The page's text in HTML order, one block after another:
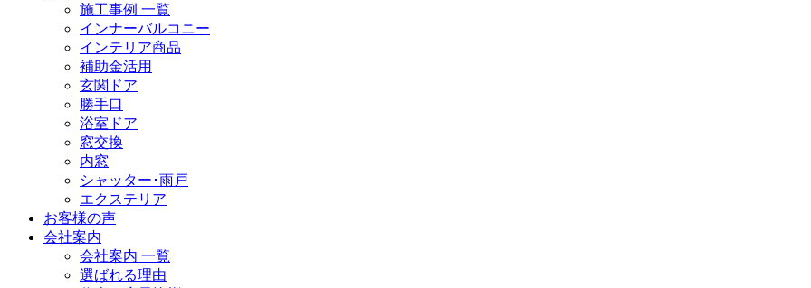
施工事例 一覧
インナーバルコニー
インテリア商品
補助金活用
玄関ドア
勝手口
浴室ドア
窓交換
内窓
シャッター･雨戸
エクステリア
お客様の声
会社案内
会社案内 一覧
選ばれる理由